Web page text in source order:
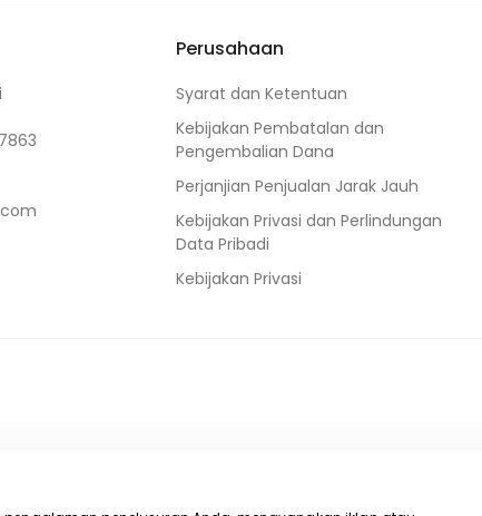
Perusahaan
Syarat dan Ketentuan
Kebijakan Pembatalan dan
Pengembalian Dana
Perjanjian Penjualan Jarak Jauh
Kebijakan Privasi dan Perlindungan
Data Pribadi
Kebijakan Privasi